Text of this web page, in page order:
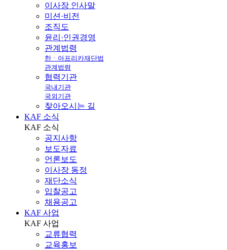
이사장 인사말
미션·비전
조직도
윤리·인권경영
관계법령
한ㆍ아프리카재단법
관계법령
협력기관
국내기관
국외기관
찾아오시는 길
KAF 소식
KAF 소식
공지사항
보도자료
언론보도
이사장 동정
재단소식
입찰공고
채용공고
KAF 사업
KAF 사업
교류협력
교육홍보